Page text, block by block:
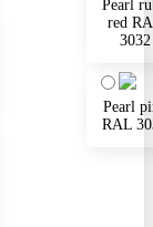
Pearl
red
3032
Pearl
RAL